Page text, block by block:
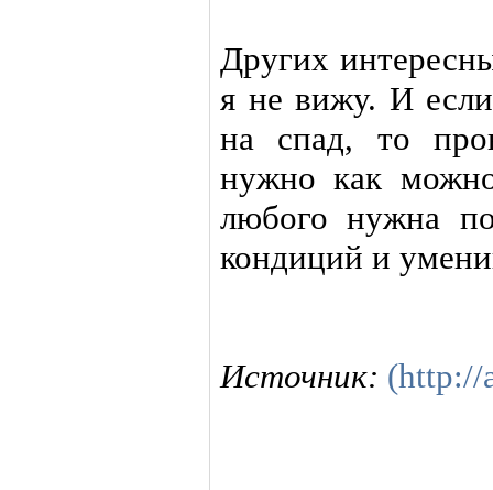
Других
я не вижу. И
на спад, то
нужно как
любого нужна
кондиций и
Источник: (http://